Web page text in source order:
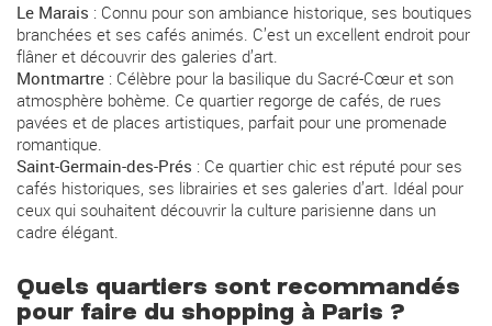
Le Marais : Connu pour son ambiance historique, ses boutiques
branchées et ses cafés animés. C’est un excellent endroit pour
flâner et découvrir des galeries d’art.
Montmartre : Célèbre pour la basilique du Sacré-Cœur et son
atmosphère bohème. Ce quartier regorge de cafés, de rues
pavées et de places artistiques, parfait pour une promenade
romantique.
Saint-Germain-des-Prés : Ce quartier chic est réputé pour ses
cafés historiques, ses librairies et ses galeries d’art. Idéal pour
ceux qui souhaitent découvrir la culture parisienne dans un
cadre élégant.
Quels quartiers sont recommandés
pour faire du shopping à Paris ?